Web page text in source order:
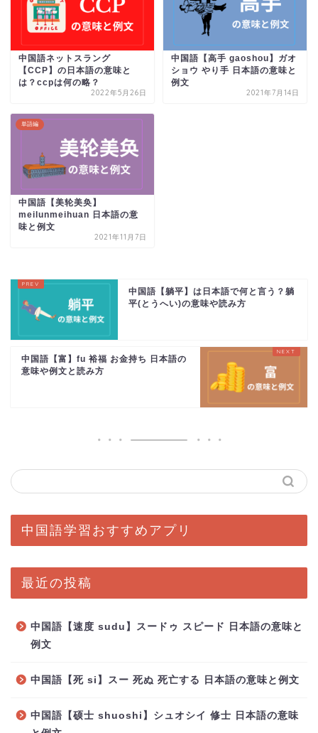
中国語ネットスラング
【CCP】の日本語の意味と
は？ccpは何の略？
2022年5月26日
中国語【高手 gaoshou】ガオ
ショウ やり手 日本語の意味と
例文
2021年7月14日
単語編
中国語【美轮美奂】
meilunmeihuan 日本語の意
味と例文
2021年11月7日
中国語【躺平】は日本語で何と言う？躺
平(とうへい)の意味や読み方
中国語【富】fu 裕福 お金持ち 日本語の
意味や例文と読み方
中国語学習おすすめアプリ
最近の投稿
中国語【速度 sudu】スードゥ スピード 日本語の意味と
例文
中国語【死 si】スー 死ぬ 死亡する 日本語の意味と例文
中国語【硕士 shuoshi】シュオシイ 修士 日本語の意味